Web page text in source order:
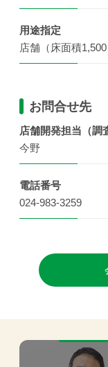
用途指定
店舗（床面積
お問合せ先
店舗開発担当（調
今野
電話番号
024-983-3259